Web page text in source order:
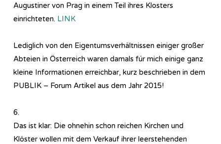
Augustiner von Prag in einem Teil ihres Klosters
einrichteten. LINK
Lediglich von den Eigentumsverhältnissen einiger großer
Abteien in Österreich waren damals für mich einige ganz
kleine Informationen erreichbar, kurz beschrieben in dem
PUBLIK – Forum Artikel aus dem Jahr 2015!
6.
Das ist klar: Die ohnehin schon reichen Kirchen und
Klöster wollen mit dem Verkauf ihrer leerstehenden